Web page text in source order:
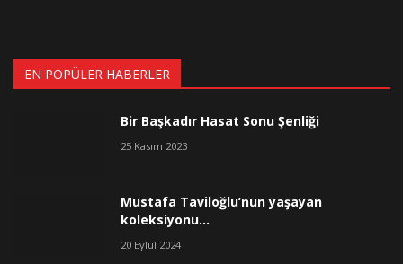
EN POPÜLER HABERLER
Bir Başkadır Hasat Sonu Şenliği
25 Kasım 2023
Mustafa Taviloğlu’nun yaşayan
koleksiyonu…
20 Eylül 2024